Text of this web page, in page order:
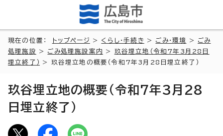
現在の位置： トップページ > くらし・手続き > ごみ・環境 > ごみ
処理施設
> ごみ処理施設案内 > 玖谷埋立地（令和7年3月28日
埋立終了）
> 玖谷埋立地の概要（令和7年3月28日埋立終了）
玖谷埋立地の概要（令和7年3月28
日埋立終了）